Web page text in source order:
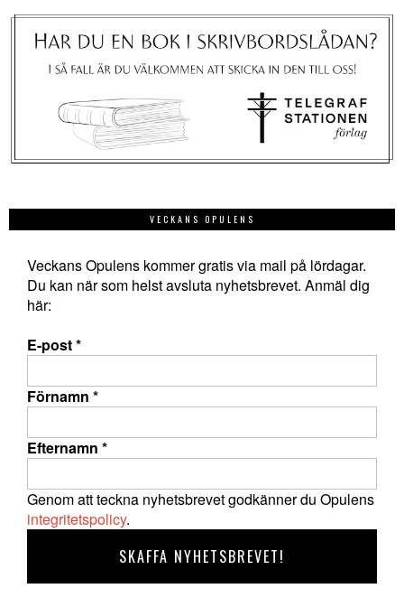
VECKANS OPULENS
Veckans Opulens kommer gratis via mail på lördagar.
Du kan när som helst avsluta nyhetsbrevet. Anmäl dig
här:
E-post*
Förnamn *
Efternamn *
Genom att teckna nyhetsbrevet godkänner du Opulens
integritetspolicy.